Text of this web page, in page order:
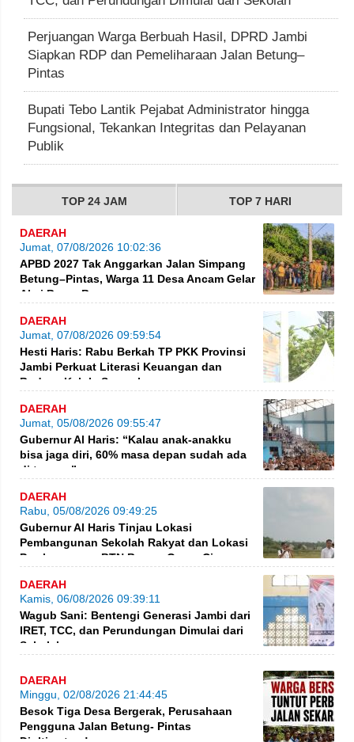
Perjuangan Warga Berbuah Hasil, DPRD Jambi
Siapkan RDP dan Pemeliharaan Jalan Betung–
Pintas
Bupati Tebo Lantik Pejabat Administrator hingga
Fungsional, Tekankan Integritas dan Pelayanan
Publik
TOP 24 JAM TOP 7 HARI
DAERAH
Jumat, 07/08/2026 10:02:36
APBD 2027 Tak Anggarkan Jalan Simpang
Betung–Pintas, Warga 11 Desa Ancam Gelar
Aksi Besar-Besaran
DAERAH
Jumat, 07/08/2026 09:59:54
Hesti Haris: Rabu Berkah TP PKK Provinsi
Jambi Perkuat Literasi Keuangan dan
Budaya Kelola Sampah
DAERAH
Jumat, 05/08/2026 09:55:47
Gubernur Al Haris: “Kalau anak-anakku
bisa jaga diri, 60% masa depan sudah ada
di tangan”
DAERAH
Rabu, 05/08/2026 09:49:25
Gubernur Al Haris Tinjau Lokasi
Pembangunan Sekolah Rakyat dan Lokasi
Pembangunan BTN Bungo Green Ci
DAERAH
Kamis, 06/08/2026 09:39:11
Wagub Sani: Bentengi Generasi Jambi dari
IRET, TCC, dan Perundungan Dimulai dari
Sekolah
DAERAH
Minggu, 02/08/2026 21:44:45
Besok Tiga Desa Bergerak, Perusahaan
Pengguna Jalan Betung- Pintas